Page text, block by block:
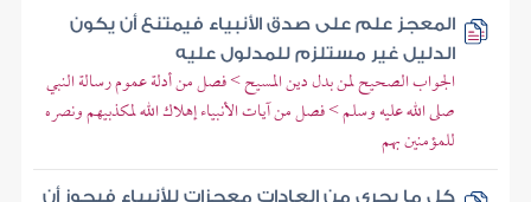
المعجز علم على صدق الأنبياء فيمتنع أن يكون
الدليل غير مستلزم للمدلول عليه
الجواب الصحيح لمن بدل دين المسيح > فصل من أدلة عموم رسالة النبي
صلى الله عليه وسلم > فصل من آيات الأنبياء إهلاك الله لمكذبيهم ونصره
للمؤمنين بهم
كل ما يجري من العادات معجزات للأنبياء فيجوز أن